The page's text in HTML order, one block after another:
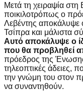
Μετά τη χειραψία
ποικιλοτρόπως ο
Λεβέντης αποκάλυψε
Τσίπρα και μάλιστα
Αυτό αποκάλυψε ο
που θα προβληθεί
πρόεδρος της
τηλεοπτικές άδειες,
την γνώμη του στον
να συναντηθούν.